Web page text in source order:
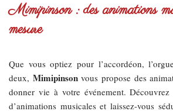
Mimipinson : des animations
mesure
Que vous optiez pour l’accordéon,
deux, Mimipinsonvous propose des
donner vie à votre événement.
d’animations musicales et laissez-vous